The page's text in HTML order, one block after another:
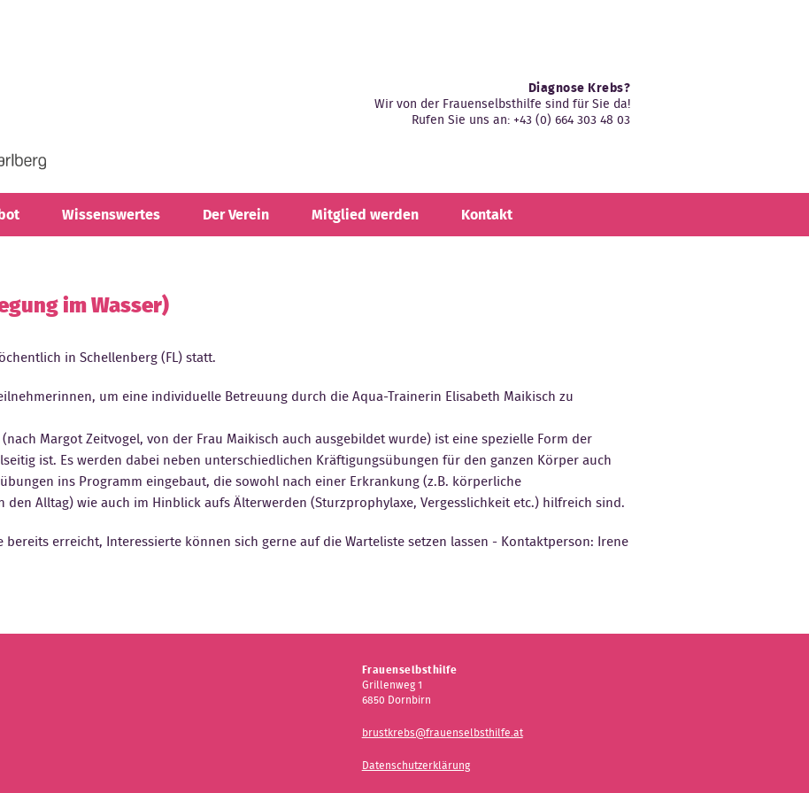
Diagnose Krebs?
Wir von der Frauenselbsthilfe sind für Sie da!
Rufen Sie uns an: +43 (0) 664 303 48 03
Wissenswertes Der Verein Mitglied werden Kontakt
im Wasser)
in Schellenberg (FL) statt.
um eine individuelle Betreuung durch die Aqua-Trainerin Elisabeth Maikisch zu
Margot Zeitvogel, von der Frau Maikisch auch ausgebildet wurde) ist eine spezielle Form der
ist. Es werden dabei neben unterschiedlichen Kräftigungsübungen für den ganzen Körper auch
ins Programm eingebaut, die sowohl nach einer Erkrankung (z.B. körperliche
Alltag) wie auch im Hinblick aufs Älterwerden (Sturzprophylaxe, Vergesslichkeit etc.) hilfreich sind.
bereits erreicht, Interessierte können sich gerne auf die Warteliste setzen lassen - Kontaktperson: Irene
Frauenselbsthilfe
Grillenweg 1
6850 Dornbirn
brustkrebs@frauenselbsthilfe.at
Datenschutzerklärung